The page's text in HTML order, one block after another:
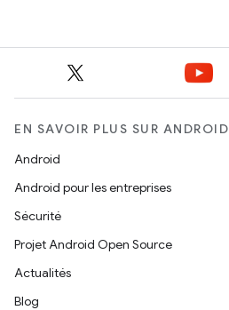
EN SAVOIR PLUS SUR ANDROID
Android
Android pour les entreprises
Sécurité
Projet Android Open Source
Actualités
Blog